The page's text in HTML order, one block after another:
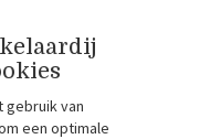
gebruik van
een optimale